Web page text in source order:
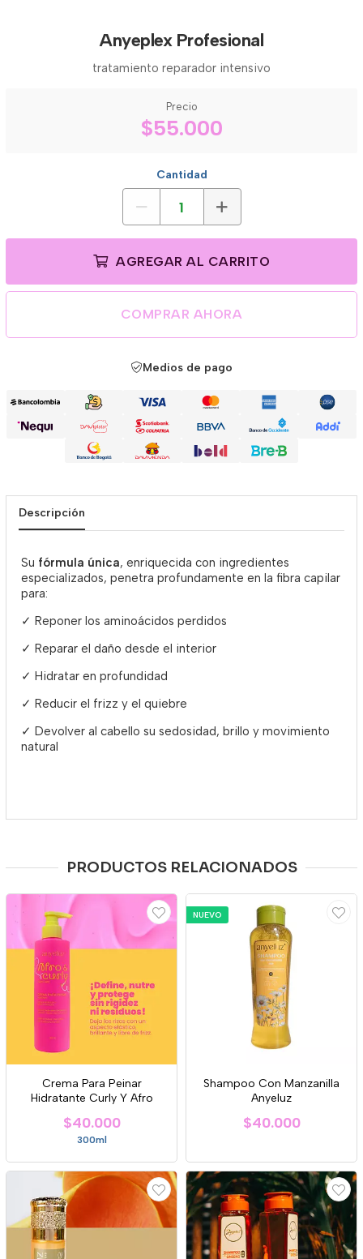
Anyeplex Profesional
tratamiento reparador intensivo
Precio
$55.000
Cantidad
AGREGAR AL CARRITO
COMPRAR AHORA
Medios de pago
Descripción
Su fórmula única, enriquecida con ingredientes
especializados, penetra profundamente en la fibra capilar
para:
✓ Reponer los aminoácidos perdidos
✓ Reparar el daño desde el interior
✓ Hidratar en profundidad
✓ Reducir el frizz y el quiebre
✓ Devolver al cabello su sedosidad, brillo y movimiento
natural
PRODUCTOS RELACIONADOS
Crema Para Peinar
Hidratante Curly Y Afro
$40.000
300ml
NUEVO
Shampoo Con Manzanilla
Anyeluz
$40.000